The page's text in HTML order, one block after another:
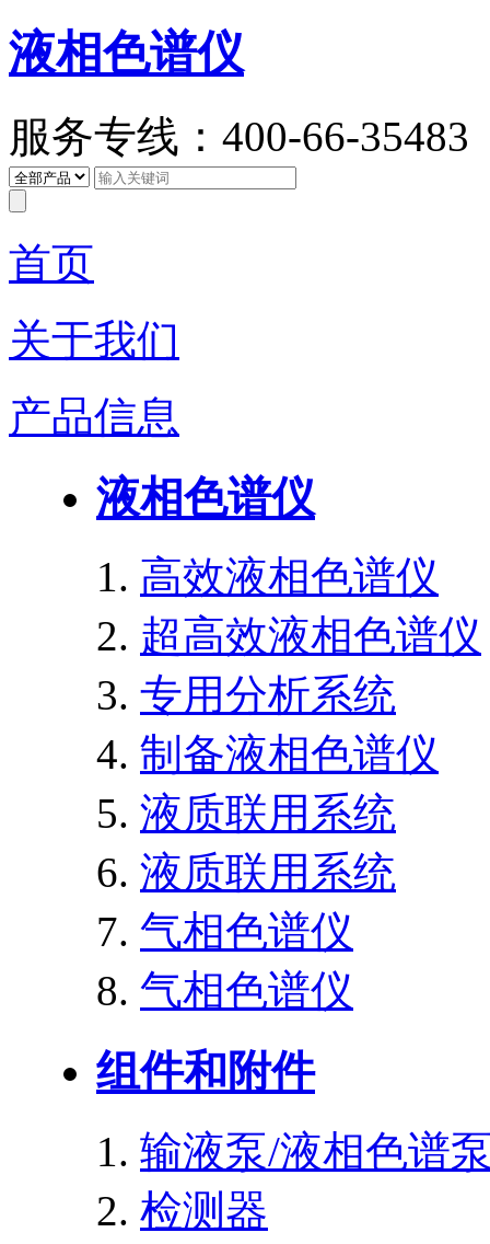
液相色谱仪
服务专线：400-66-35483
首页
关于我们
产品信息
液相色谱仪
高效液相色谱仪
超高效液相色谱仪
专用分析系统
制备液相色谱仪
液质联用系统
液质联用系统
气相色谱仪
气相色谱仪
组件和附件
输液泵/液相色谱
检测器